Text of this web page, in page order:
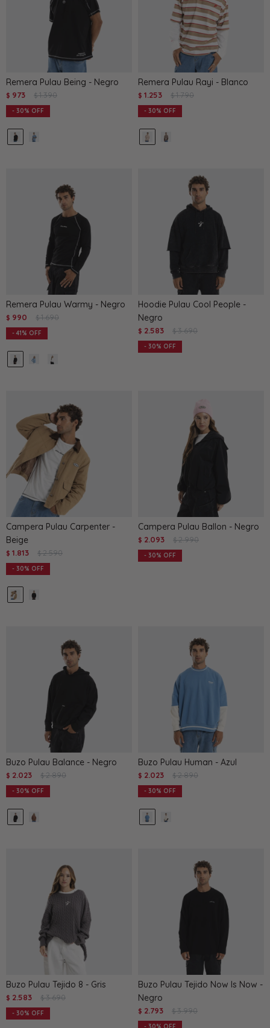
Remera Pulau Being - Negro
$ 973 $ 1.390
30
Remera Pulau Rayi - Blanco
$ 1.253 $ 1.790
30
Remera Pulau Warmy - Negro
$ 990 $ 1.690
41
Hoodie Pulau Cool People -
Negro
$ 2.583 $ 3.690
30
Campera Pulau Carpenter -
Beige
$ 1.813 $ 2.590
30
Campera Pulau Ballon - Negro
$ 2.093 $ 2.990
30
Buzo Pulau Balance - Negro
$ 2.023 $ 2.890
30
Buzo Pulau Human - Azul
$ 2.023 $ 2.890
30
Buzo Pulau Tejido 8 - Gris
$ 2.583 $ 3.690
30
Buzo Pulau Tejido Now Is Now -
Negro
$ 2.793 $ 3.990